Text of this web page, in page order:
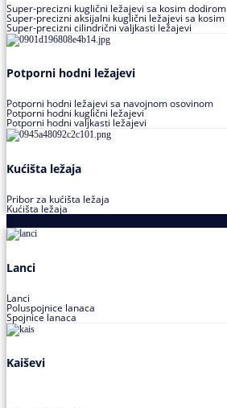
Super-precizni kuglični ležajevi sa kosim dodirom
Super-precizni aksijalni kuglični ležajevi sa
Super-precizni cilindrični valjkasti ležajevi
Potporni hodni ležajevi
Potporni hodni ležajevi sa navojnom osovinom
Potporni hodni kuglični ležajevi
Potporni hodni valjkasti ležajevi
Kućišta ležaja
Pribor za kućišta ležaja
Kućišta ležaja
Lanci
Lanci
Poluspojnice lanaca
Spojnice lanaca
Kaiševi